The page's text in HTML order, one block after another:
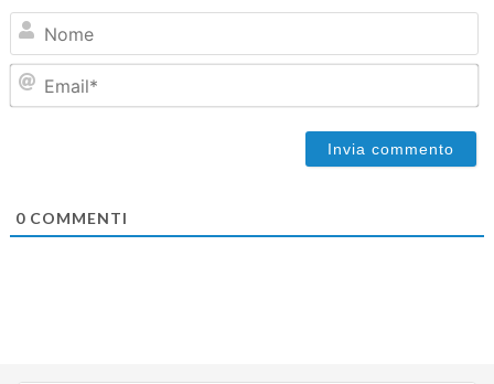
0COMMENTI